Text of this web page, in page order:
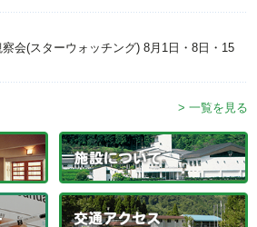
察会(スターウォッチング) 8月1日・8日・15
> 一覧を見る